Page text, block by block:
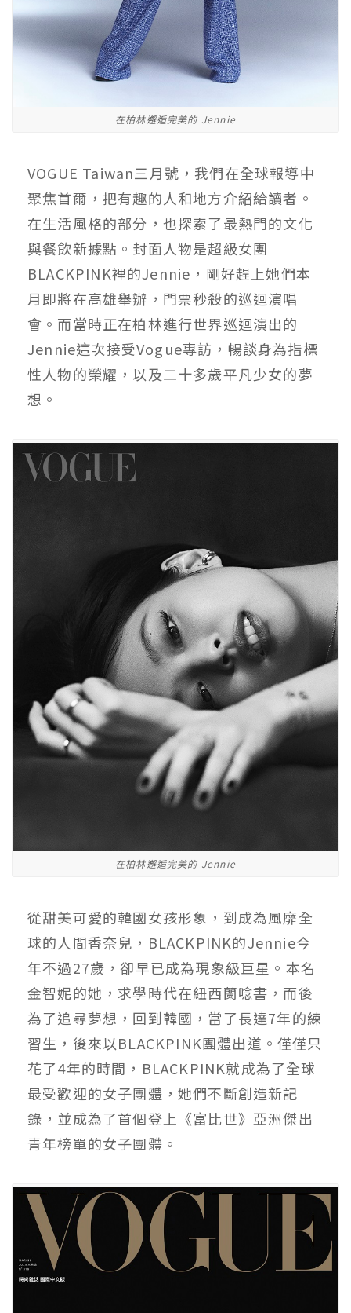
在柏林邂逅完美的 Jennie
VOGUE Taiwan三月號，我們在全球報導中
聚焦首爾，把有趣的人和地方介紹給讀者。
在生活風格的部分，也探索了最熱門的文化
與餐飲新據點。封面人物是超級女團
BLACKPINK裡的Jennie，剛好趕上她們本
月即將在高雄舉辦，門票秒殺的巡迴演唱
會。而當時正在柏林進行世界巡迴演出的
Jennie這次接受Vogue專訪，暢談身為指標
性人物的榮耀，以及二十多歲平凡少女的夢
想。
在柏林邂逅完美的 Jennie
從甜美可愛的韓國女孩形象，到成為風靡全
球的人間香奈兒，BLACKPINK的Jennie今
年不過27歲，卻早已成為現象級巨星。本名
金智妮的她，求學時代在紐西蘭唸書，而後
為了追尋夢想，回到韓國，當了長達7年的練
習生，後來以BLACKPINK團體出道。僅僅只
花了4年的時間，BLACKPINK就成為了全球
最受歡迎的女子團體，她們不斷創造新記
錄，並成為了首個登上《富比世》亞洲傑出
青年榜單的女子團體。